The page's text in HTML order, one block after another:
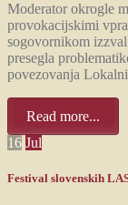
Moderator okrogle
provokacijskimi
sogovornikom
presegla
povezovanja
Read more...
16 Jul
Festival slovenskih